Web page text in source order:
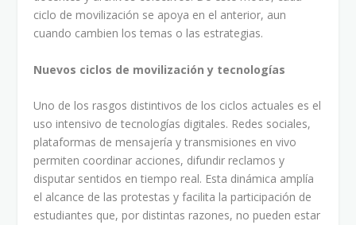
ciclo de movilización se apoya en el anterior, aun
cuando cambien los temas o las estrategias.
Nuevos ciclos de movilización y tecnologías
Uno de los rasgos distintivos de los ciclos actuales es el
uso intensivo de tecnologías digitales. Redes sociales,
plataformas de mensajería y transmisiones en vivo
permiten coordinar acciones, difundir reclamos y
disputar sentidos en tiempo real. Esta dinámica amplía
el alcance de las protestas y facilita la participación de
estudiantes que, por distintas razones, no pueden estar